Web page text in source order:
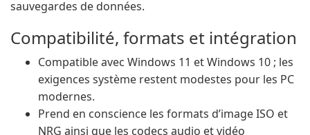
sauvegardes de données.
Compatibilité, formats et intégration
Compatible avec Windows 11 et Windows 10 ; les
exigences système restent modestes pour les PC
modernes.
Prend en conscience les formats d’image ISO et
NRG ainsi que les codecs audio et vidéo